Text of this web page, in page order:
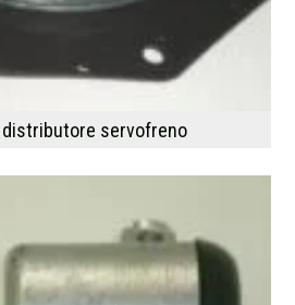
distributore servofreno